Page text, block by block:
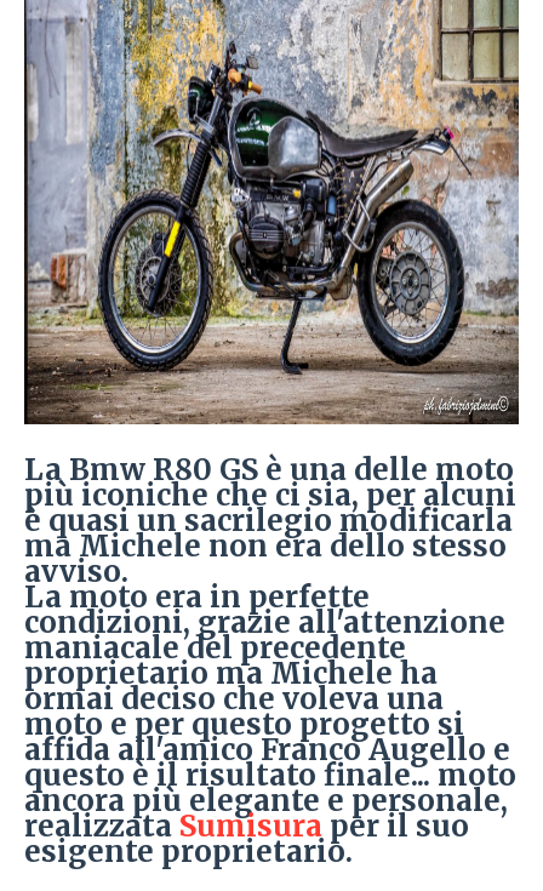
La Bmw R80 GS è una delle moto
più iconiche che ci sia, per alcuni
è quasi un sacrilegio modificarla
ma Michele non era dello stesso
avviso.
La moto era in perfette
condizioni, grazie all'attenzione
maniacale del precedente
proprietario ma Michele ha
ormai deciso che voleva una
moto e per questo progetto si
affida all'amico Franco Augello e
questo è il risultato finale... moto
ancora più elegante e personale,
realizzata Sumisura per il suo
esigente proprietario.